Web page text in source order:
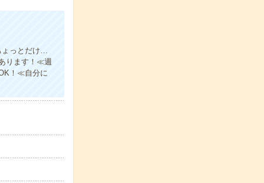
ょっとだけ…
ります！≪週
！≪自分に